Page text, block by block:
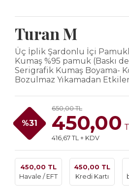
Turan M
Üç İplik Şardonlu İçi
Kumaş %95 pamuk (Baskı
Serigrafik Kumaş Boyama-
Bozulmaz Yıkamadan
%31
650,00 TL
450,00
416,67 TL + KDV
450,00 TL
Havale / EFT
450,00 TL
Kredi Kartı